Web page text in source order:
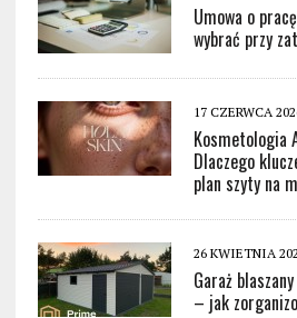
Umowa o
wybrać przy
17 CZERWCA
Kosmetologia
Dlaczego
plan szyty na
26 KWIETNIA
Garaż
– jak